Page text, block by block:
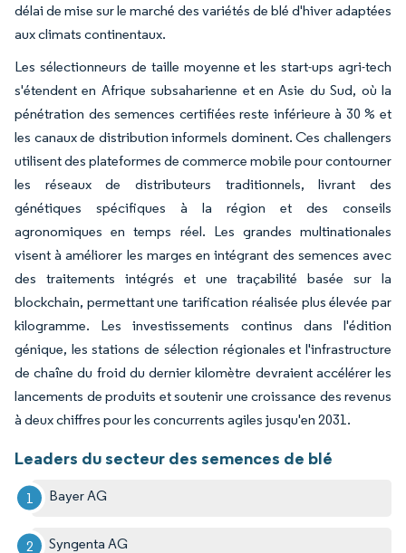
délai de mise sur le marché des variétés de blé d'hiver adaptées
aux climats continentaux.
Les sélectionneurs de taille moyenne et les start-ups agri-tech
s'étendent en Afrique subsaharienne et en Asie du Sud, où la
pénétration des semences certifiées reste inférieure à 30 % et
les canaux de distribution informels dominent. Ces challengers
utilisent des plateformes de commerce mobile pour contourner
les réseaux de distributeurs traditionnels, livrant des
génétiques spécifiques à la région et des conseils
agronomiques en temps réel. Les grandes multinationales
visent à améliorer les marges en intégrant des semences avec
des traitements intégrés et une traçabilité basée sur la
blockchain, permettant une tarification réalisée plus élevée par
kilogramme. Les investissements continus dans l'édition
génique, les stations de sélection régionales et l'infrastructure
de chaîne du froid du dernier kilomètre devraient accélérer les
lancements de produits et soutenir une croissance des revenus
à deux chiffres pour les concurrents agiles jusqu'en 2031.
Leaders du secteur des semences de blé
Bayer AG
Syngenta AG